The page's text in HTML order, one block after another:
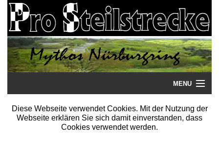
MENU
Startseite
Diese Webseite verwendet Cookies. Mit der Nutzung der
Webseite erklären Sie sich damit einverstanden, dass
Cookies verwendet werden.